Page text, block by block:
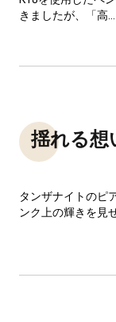
きましたが、「高...
揺れる想
タンザナイトのピ
ンク上の輝きを見せ